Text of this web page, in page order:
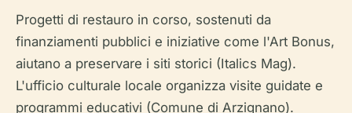
Progetti di restauro in corso, sostenuti da
finanziamenti pubblici e iniziative come l'Art Bonus,
aiutano a preservare i siti storici (Italics Mag).
L'ufficio culturale locale organizza visite guidate e
programmi educativi (Comune di Arzignano).